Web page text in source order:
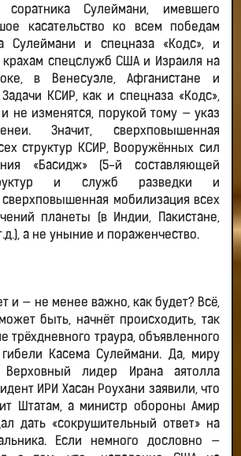
Сулеймани, имевшего
касательство ко всем победам
Сулеймани и спецназа «Кодс», и
крахам спецслужб США и Израиля на
в Венесуэле, Афганистане и
КСИР, как и спецназа «Кодс»,
не изменятся, порукой тому — указ
Значит, сверхповышенная
структур КСИР, Вооружённых сил
«Басидж» (5-й составляющей
и служб разведки и
сверхповышенная мобилизация всех
планеты (в Индии, Пакистане,
а не уныние и пораженчество.
и — не менее важно, как будет? Всё,
быть, начнёт происходить, так
трёхдневного траура, объявленного
Касема Сулеймани. Да, миру
Верховный лидер Ирана аятолла
ИРИ Хасан Роухани заявили, что
Штатам, а министр обороны Амир
дать «сокрушительный ответ» на
Если немного дословно —